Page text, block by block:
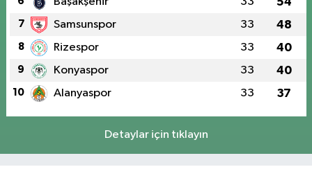
7 Samsunspor 33 48
8 Rizespor 33 40
9 Konyaspor 33 40
10 Alanyaspor 33 37
Detaylar için tıklayın